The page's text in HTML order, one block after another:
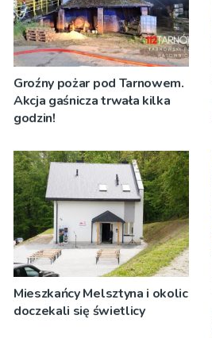
Groźny pożar pod Tarnowem.
Akcja gaśnicza trwała kilka
godzin!
Mieszkańcy Melsztyna i okolic
doczekali się świetlicy